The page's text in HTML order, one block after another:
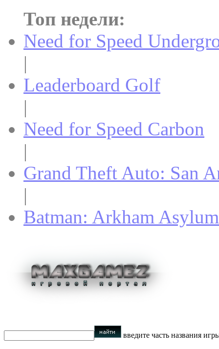
Топ недели:
Need for Speed
|
Leaderboard Golf
|
Need for Speed Carbon
|
Grand Theft Auto: San
|
Batman: Arkham Asylum
введите часть названия